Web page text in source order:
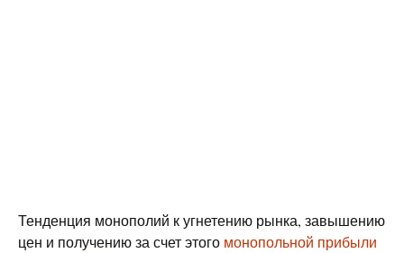
Тенденция монополий к угнетению рынка, завышению
цен и получению за счет этого монопольной прибыли